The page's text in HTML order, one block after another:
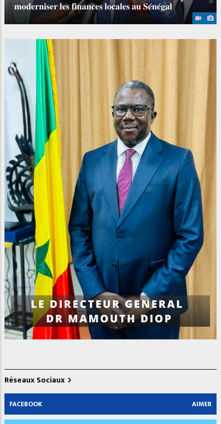
Réseaux Sociaux
FACEBOOK AIMER